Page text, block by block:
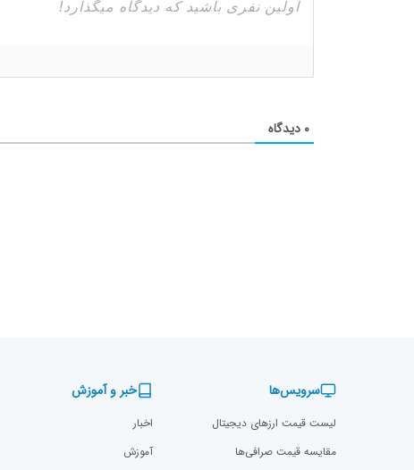
۰ دیدگاه
سرویس‌ها
لیست قیمت ارزهای دیجیتال
مقایسه قیمت صرافی‌ها
خبر و آموزش
اخبار
آموزش